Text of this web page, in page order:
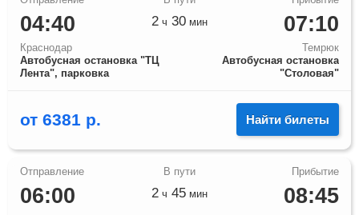
04:40
Краснодар
Автобусная остановка "ТЦ
Лента", парковка
07:10
Темрюк
Автобусная остановка
"Столовая"
2 ч 30 мин
от 6381 р. Найти билеты
06:00 08:45
2 ч 45 мин